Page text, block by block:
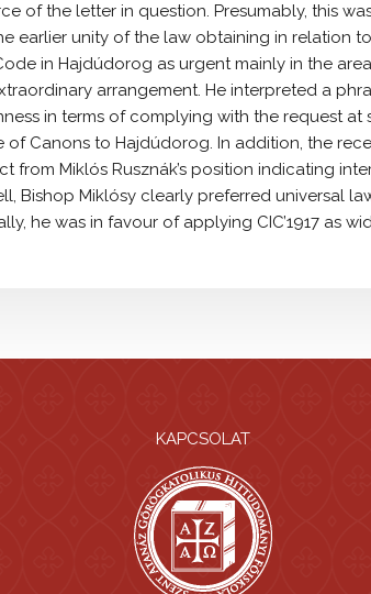
of the letter in question. Presumably, this
earlier unity of the law obtaining in relation
in Hajdúdorog as urgent mainly in the
arrangement. He interpreted a
in terms of complying with the request at
of Canons to Hajdúdorog. In addition, the
from Miklós Rusznák’s position indicating
Bishop Miklósy clearly preferred universal
he was in favour of applying CIC’1917 as
KAPCSOLAT